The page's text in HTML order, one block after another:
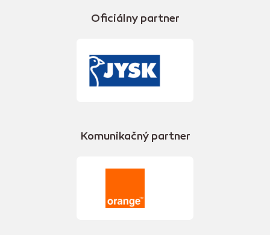
Oficiálny partner
Komunikačný partner